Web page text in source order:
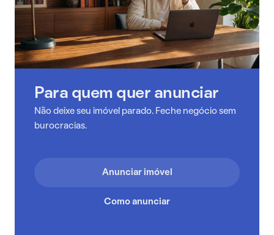
Para quem quer anunciar
Não deixe seu imóvel parado. Feche negócio sem
burocracias.
Anunciar imóvel
Como anunciar